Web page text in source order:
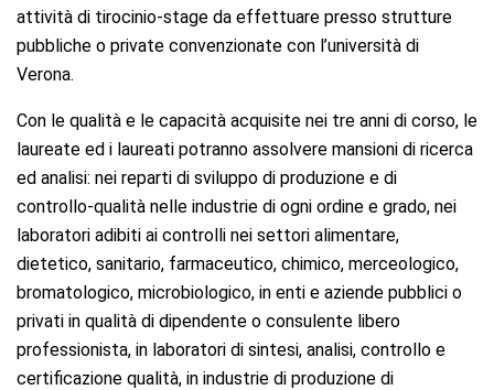
attività di tirocinio-stage da effettuare presso strutture
pubbliche o private convenzionate con l’università di
Verona.
Con le qualità e le capacità acquisite nei tre anni di corso, le
laureate ed i laureati potranno assolvere mansioni di ricerca
ed analisi: nei reparti di sviluppo di produzione e di
controllo-qualità nelle industrie di ogni ordine e grado, nei
laboratori adibiti ai controlli nei settori alimentare,
dietetico, sanitario, farmaceutico, chimico, merceologico,
bromatologico, microbiologico, in enti e aziende pubblici o
privati in qualità di dipendente o consulente libero
professionista, in laboratori di sintesi, analisi, controllo e
certificazione qualità, in industrie di produzione di